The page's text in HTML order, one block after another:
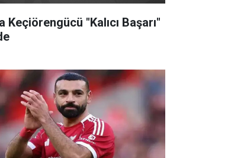
Keçiörengücü "Kalıcı Başarı"